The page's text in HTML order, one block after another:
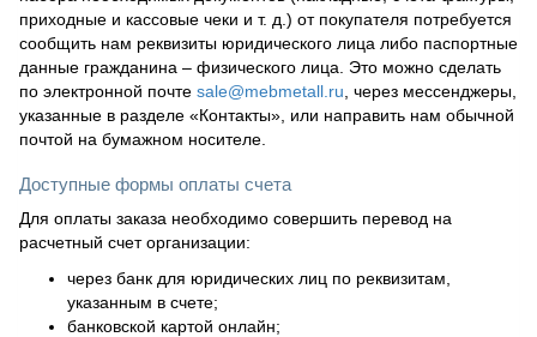
приходные и кассовые чеки и т. д.) от покупателя потребуется
сообщить нам реквизиты юридического лица либо паспортные
данные гражданина – физического лица. Это можно сделать
по электронной почте sale@mebmetall.ru , через мессенджеры,
указанные в разделе «Контакты», или направить нам обычной
почтой на бумажном носителе.
Доступные формы оплаты счета
Для оплаты заказа необходимо совершить перевод на
расчетный счет организации:
через банк для юридических лиц по реквизитам,
указанным в счете;
банковской картой онлайн;